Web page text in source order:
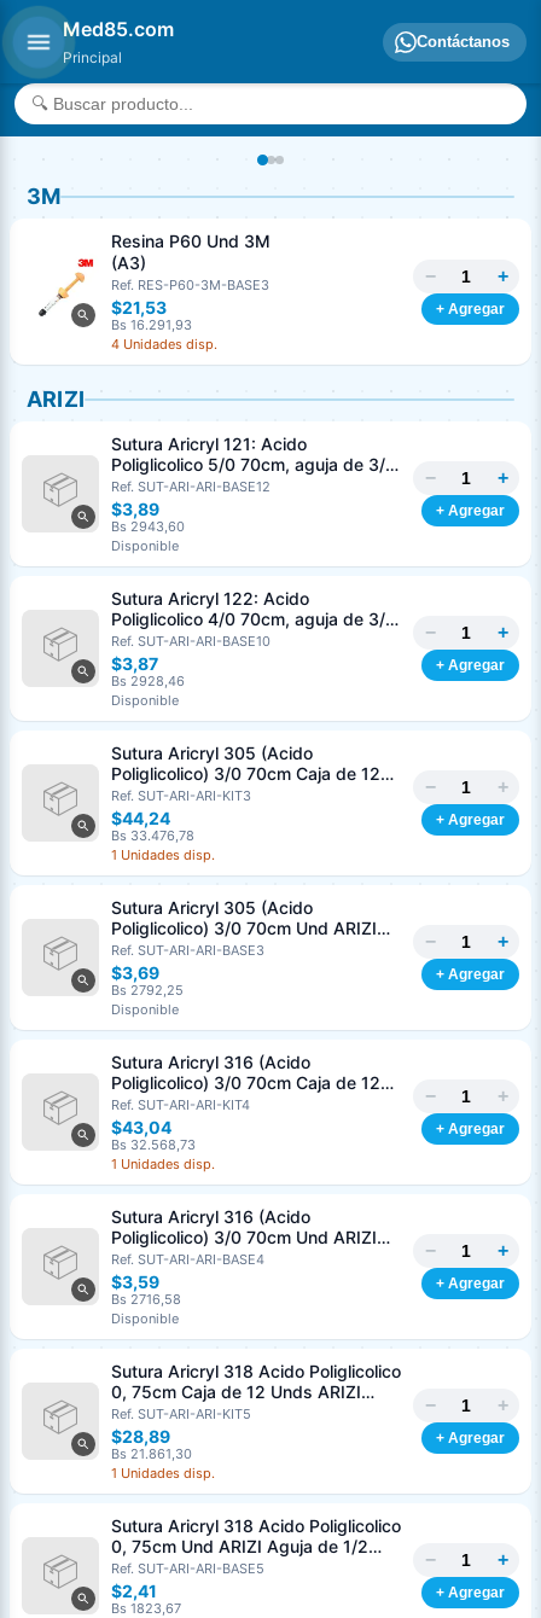
Med85.com
Principal
Contáctanos
3M
Resina P60 Und 3M
(A3)
Ref. RES-P60-3M-BASE3
$21,53
Bs 16.291,93
4 Unidades disp.
− +
+ Agregar
ARIZI
Sutura Aricryl 121: Acido
Poliglicolico 5/0 70cm, aguja de 3/8
Corte Inverso 19mm Und ARIZI
Absorbible
Ref. SUT-ARI-ARI-BASE12
$3,89
Bs 2943,60
Disponible
− +
+ Agregar
Sutura Aricryl 122: Acido
Poliglicolico 4/0 70cm, aguja de 3/8
Corte Inverso 19mm Und ARIZI
Absorbible
Ref. SUT-ARI-ARI-BASE10
$3,87
Bs 2928,46
Disponible
− +
+ Agregar
Sutura Aricryl 305 (Acido
Poliglicolico) 3/0 70cm Caja de 12
Unds ARIZI Aguja de 1/2 Circulo
Punta Conica 17mm
Ref. SUT-ARI-ARI-KIT3
$44,24
Bs 33.476,78
1 Unidades disp.
− +
+ Agregar
Sutura Aricryl 305 (Acido
Poliglicolico) 3/0 70cm Und ARIZI
Aguja de 1/2 Circulo Punta Conica
17mm
Ref. SUT-ARI-ARI-BASE3
$3,69
Bs 2792,25
Disponible
− +
+ Agregar
Sutura Aricryl 316 (Acido
Poliglicolico) 3/0 70cm Caja de 12
Unds ARIZI Aguja de 1/2 Circulo
Punta Conica 26mm
Ref. SUT-ARI-ARI-KIT4
$43,04
Bs 32.568,73
1 Unidades disp.
− +
+ Agregar
Sutura Aricryl 316 (Acido
Poliglicolico) 3/0 70cm Und ARIZI
Aguja de 1/2 Circulo Punta Conica
26mm
Ref. SUT-ARI-ARI-BASE4
$3,59
Bs 2716,58
Disponible
− +
+ Agregar
Sutura Aricryl 318 Acido Poliglicolico
0, 75cm Caja de 12 Unds ARIZI
Aguja de 1/2 Punta Cónica 26mm
Ref. SUT-ARI-ARI-KIT5
$28,89
Bs 21.861,30
1 Unidades disp.
− +
+ Agregar
Sutura Aricryl 318 Acido Poliglicolico
0, 75cm Und ARIZI Aguja de 1/2
Punta Cónica 26mm
Ref. SUT-ARI-ARI-BASE5
$2,41
Bs 1823,67
− +
+ Agregar
Generar cotización
Completá los datos para emitir el PDF